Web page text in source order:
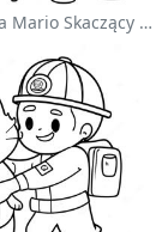
Kolorowanka Mario Skaczący Nad Goombami